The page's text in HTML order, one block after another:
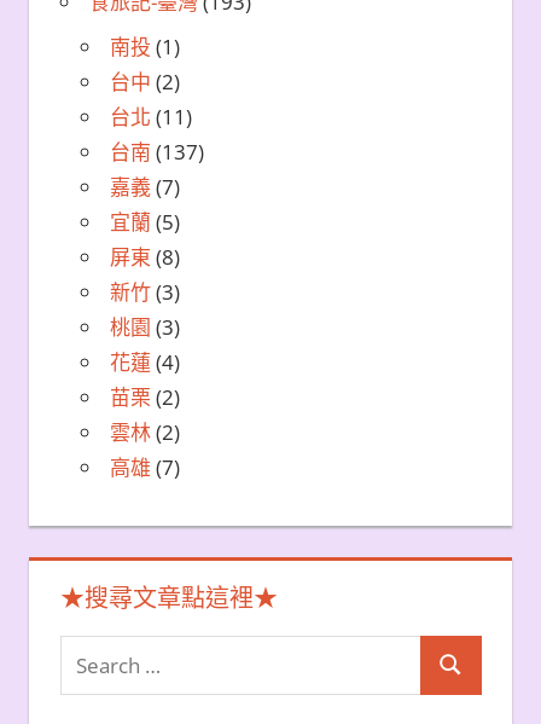
南投 (1)
台中 (2)
台北 (11)
台南 (137)
嘉義(7)
宜蘭 (5)
屏東 (8)
新竹(3)
桃園 (3)
花蓮 (4)
苗栗 (2)
雲林(2)
高雄 (7)
★搜尋文章點這裡★
Search
for:
Search